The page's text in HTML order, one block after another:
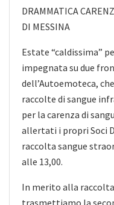
DRAMMATICA
DI MESSINA
Estate “caldissima”
impegnata su due
dell’Autoemoteca,
raccolte di sangue
per la carenza di
allertati i propri Soci
raccolta sangue
alle 13,00.
In merito alla
trasmettiamo la